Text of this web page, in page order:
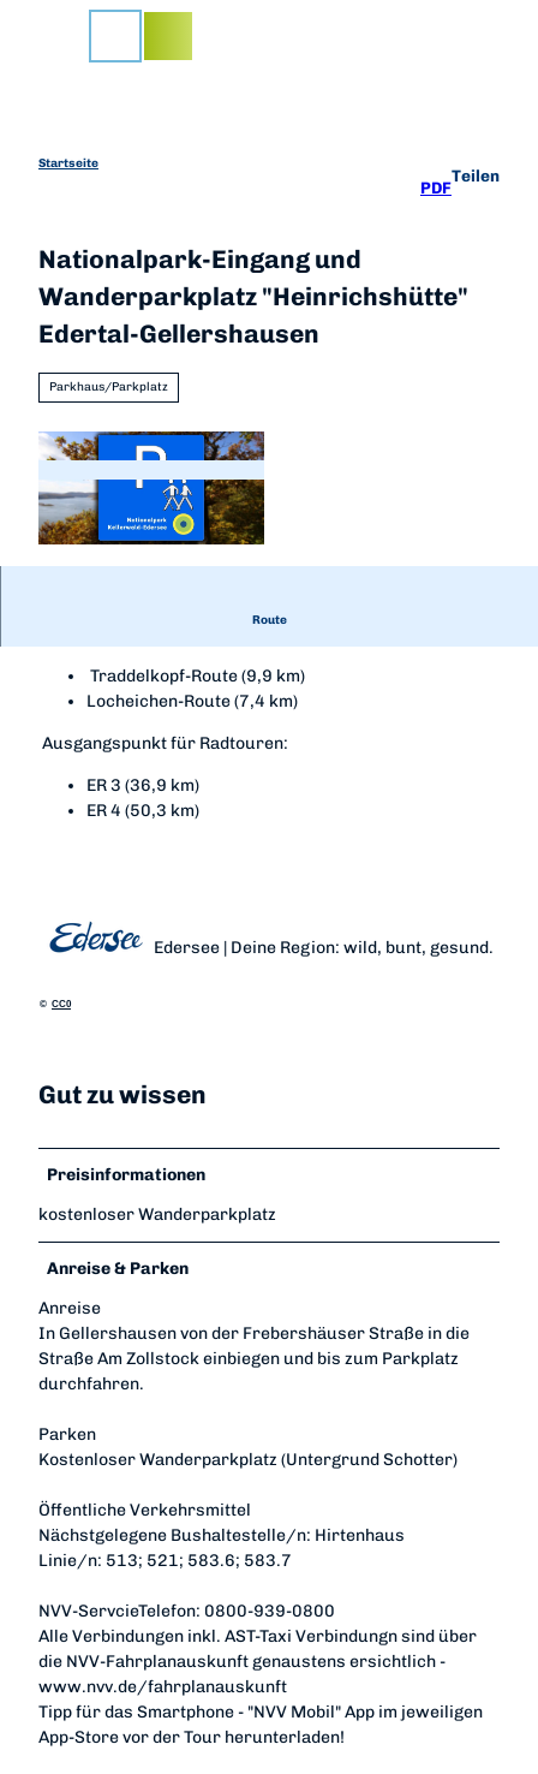
Startseite
PDF
Teilen
Nationalpark-Eingang und
Wanderparkplatz "Heinrichshütte"
Edertal-Gellershausen
Parkhaus/Parkplatz
unt, gesund.
Route
Traddelkopf-Route (9,9 km)
Locheichen-Route (7,4 km)
Ausgangspunkt für Radtouren:
ER 3 (36,9 km)
ER 4 (50,3 km)
© CC0
Edersee | Deine Region: wild, bunt, gesund.
Gut zu wissen
Preisinformationen
kostenloser Wanderparkplatz
Anreise & Parken
Anreise
In Gellershausen von der Frebershäuser Straße in die
Straße Am Zollstock einbiegen und bis zum Parkplatz
durchfahren.
Parken
Kostenloser Wanderparkplatz (Untergrund Schotter)
Öffentliche Verkehrsmittel
Nächstgelegene Bushaltestelle/n: Hirtenhaus
Linie/n: 513; 521; 583.6; 583.7
NVV-ServcieTelefon: 0800-939-0800
Alle Verbindungen inkl. AST-Taxi Verbindungn sind über
die NVV-Fahrplanauskunft genaustens ersichtlich -
www.nvv.de/fahrplanauskunft
Tipp für das Smartphone - "NVV Mobil" App im jeweiligen
App-Store vor der Tour herunterladen!